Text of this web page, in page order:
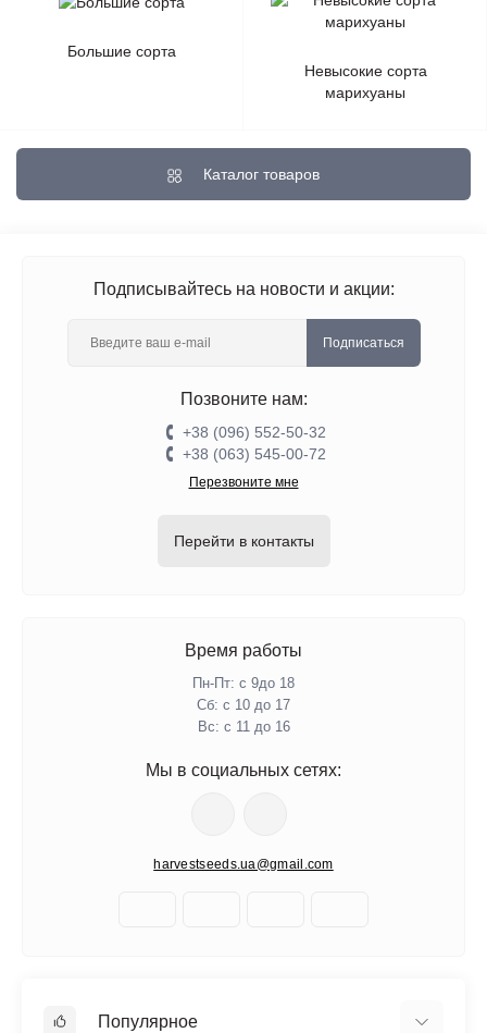
Большие сорта
Невысокие сорта
марихуаны
Каталог товаров
Подписывайтесь на новости и акции:
Подписаться
Позвоните нам:
+38 (096) 552-50-32
+38 (063) 545-00-72
Перезвоните мне
Перейти в контакты
Время работы
Пн-Пт: с 9до 18
Сб: с 10 до 17
Вс: с 11 до 16
Мы в социальных сетях:
harvestseeds.ua@gmail.com
Популярное